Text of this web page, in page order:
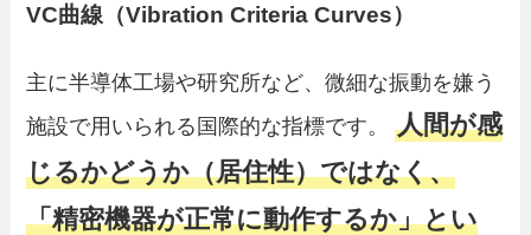
VC曲線（Vibration Criteria Curves）
主に半導体工場や研究所など、微細な振動を嫌う
施設で用いられる国際的な指標です。人間が感
じるかどうか（居住性）ではなく、
「精密機器が正常に動作するか」とい